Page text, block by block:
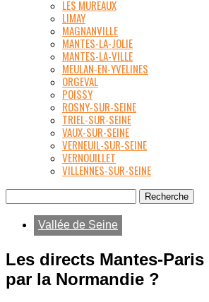
LES MUREAUX
LIMAY
MAGNANVILLE
MANTES-LA-JOLIE
MANTES-LA-VILLE
MEULAN-EN-YVELINES
ORGEVAL
POISSY
ROSNY-SUR-SEINE
TRIEL-SUR-SEINE
VAUX-SUR-SEINE
VERNEUIL-SUR-SEINE
VERNOUILLET
VILLENNES-SUR-SEINE
Vallée de Seine
Les directs Mantes-Paris
par la Normandie ?